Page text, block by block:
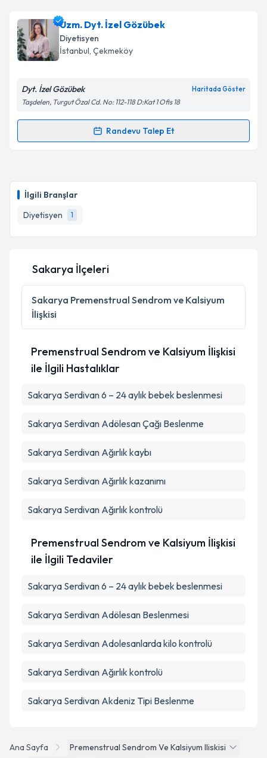
İlgili Branşlar
Diyetisyen
1
Uzm. Dyt. İzel Gözübek
Diyetisyen
İstanbul, Çekmeköy
Dyt. İzel Gözübek Haritada Göster
Taşdelen, Turgut Özal Cd. No: 112-118 D:Kat 1 Ofis 18
Randevu Talep Et
Randevu Takvimi Talebi
takvim hazırlandığında e-posta ile bilgilendireceğiz.
E-posta Adresiniz
Kişisel verilerimin işlenmesine ilişkinAydınlatma
Metni
'ni okudum ve kişisel verilerimin belirtilen
kapsamda işlenmesini kabul ediyorum.
Ana Sayfa
Premenstrual Sendrom Ve Kalsiyum Iliskisi
Sakarya İlçeleri
Sakarya Premenstrual Sendrom ve Kalsiyum
İlişkisi
Premenstrual Sendrom ve Kalsiyum İlişkisi
ile İlgili Hastalıklar
Sakarya Serdivan 6 – 24 aylık bebek beslenmesi
Sakarya Serdivan Adölesan Çağı Beslenme
Sakarya Serdivan Ağırlık kaybı
Sakarya Serdivan Ağırlık kazanımı
Sakarya Serdivan Ağırlık kontrolü
Premenstrual Sendrom ve Kalsiyum İlişkisi
ile İlgili Tedaviler
Sakarya Serdivan 6 – 24 aylık bebek beslenmesi
Sakarya Serdivan Adölesan Beslenmesi
Sakarya Serdivan Adolesanlarda kilo kontrolü
Sakarya Serdivan Ağırlık kontrolü
Sakarya Serdivan Akdeniz Tipi Beslenme